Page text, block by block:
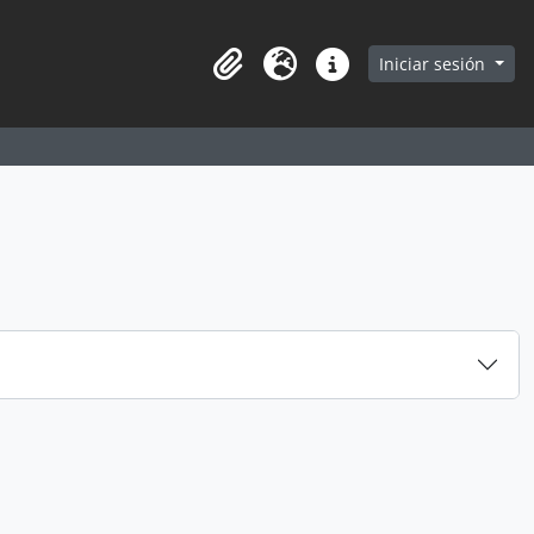
in browse page
Portapapeles
Idioma Enlaces rápidos
Iniciar sesión